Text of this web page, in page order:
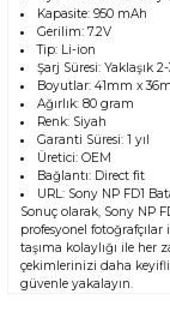
Kapasite: 950 mAh
Gerilim: 7.2V
Tip: Li-ion
Şarj Süresi: Yaklaşık
Boyutlar: 41mm x
Ağırlık: 80 gram
Renk: Siyah
Garanti Süresi: 1 yıl
Üretici: OEM
Bağlantı: Direct fit
URL: Sony NP FD1
Sonuç olarak, Sony NP
profesyonel
taşıma kolaylığı ile her
çekimlerinizi daha
güvenle yakalayın.